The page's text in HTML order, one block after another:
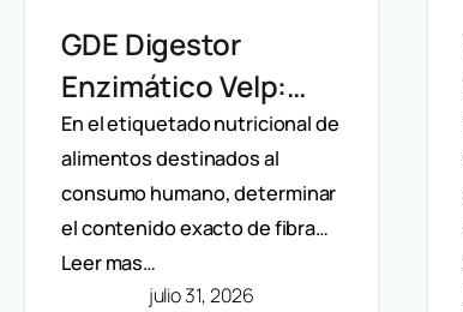
GDE Digestor
Enzimático Velp:
Incubación
Controlada Para
Fibra Dietética
(AOAC)
En el etiquetado nutricional de
alimentos destinados al
consumo humano, determinar
el contenido exacto de fibra…
Leer mas…
julio 31, 2026